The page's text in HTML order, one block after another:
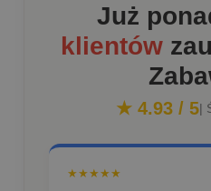
Już
klientów
★ 4.93 / 5|
★★★★★